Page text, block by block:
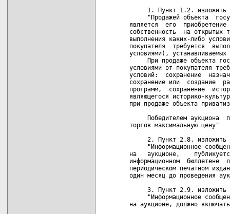
1. Пункт 1.2. изложить
"Продажей объекта
является  его
собственность  на открытых
выполнения каких-либо
покупателя  требуется
условиями),
При продаже объекта
условиями от покупателя
условий:  сохранение
сохранение или  создание
программ,  сохранение
являющегося историко-
при продаже объекта
Победителем аукциона
торгов максимальную цену"
2. Пункт 2.8. изложить
"Информационное
на   аукционе,
информационном  бюллетене
периодическом печатном
один месяц до проведения
3. Пункт 2.9. изложить
"Информационное
на аукционе, должно